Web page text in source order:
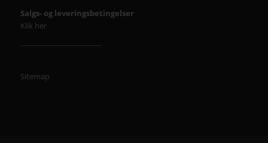
Salgs- og leveringsbetingelser
Klik her
----------------------------------
Sitemap